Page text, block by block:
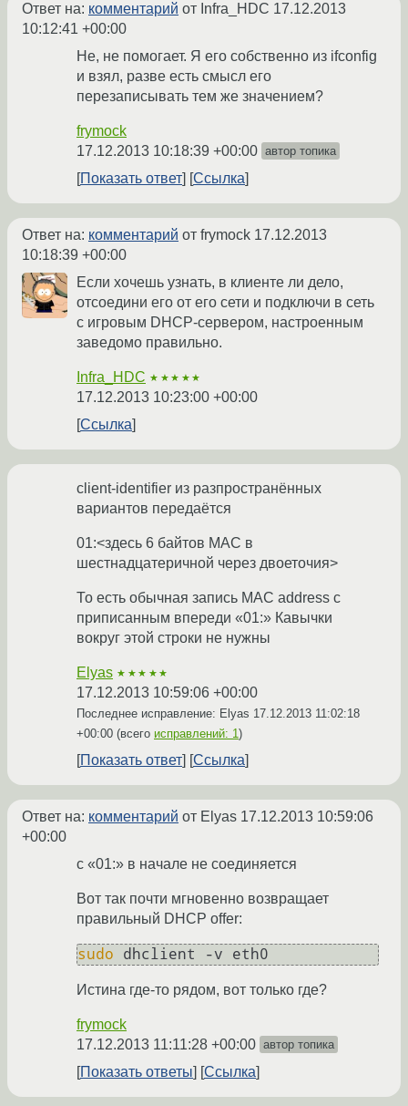
Ответ на: комментарий от Infra_HDC 17.12.2013
10:12:41 +00:00
Не, не помогает. Я его собственно из ifconfig
и взял, разве есть смысл его
перезаписывать тем же значением?
frymock
17.12.2013 10:18:39 +00:00 автор топика
Показать ответ Ссылка
Ответ на: комментарий от frymock 17.12.2013
10:18:39 +00:00
Если хочешь узнать, в клиенте ли дело,
отсоедини его от его сети и подключи в сеть
с игровым DHCP-сервером, настроенным
заведомо правильно.
Infra_HDC ★★★★★
17.12.2013 10:23:00 +00:00
Ссылка
client-identifier из разпространённых
вариантов передаётся
01:<здесь 6 байтов MAC в
шестнадцатеричной через двоеточия>
То есть обычная запись MAC address с
приписанным впереди «01:» Кавычки
вокруг этой строки не нужны
Elyas ★★★★★
17.12.2013 10:59:06 +00:00
Последнее исправление: Elyas 17.12.2013 11:02:18
+00:00 (всего исправлений: 1)
Показать ответ Ссылка
Ответ на: комментарий от Elyas 17.12.2013 10:59:06
+00:00
c «01:» в начале не соединяется
Вот так почти мгновенно возвращает
правильный DHCP offer:
sudo
Истина где-то рядом, вот только где?
frymock
17.12.2013 11:11:28 +00:00 автор топика
Показать ответы Ссылка